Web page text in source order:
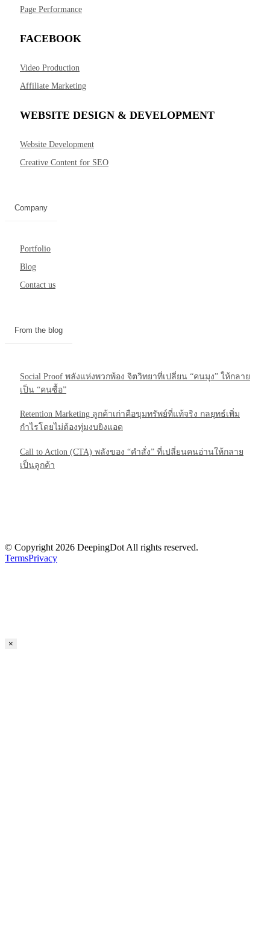
Page Performance
FACEBOOK
Video Production
Affiliate Marketing
WEBSITE DESIGN & DEVELOPMENT
Website Development
Creative Content for SEO
Company
Portfolio
Blog
Contact us
From the blog
Social Proof พลังแห่งพวกพ้อง จิตวิทยาที่เปลี่ยน “คนมุง” ให้กลาย
เป็น “คนซื้อ”
Retention Marketing ลูกค้าเก่าคือขุมทรัพย์ที่แท้จริง กลยุทธ์เพิ่ม
กำไรโดยไม่ต้องทุ่มงบยิงแอด
Call to Action (CTA) พลังของ “คำสั่ง” ที่เปลี่ยนคนอ่านให้กลาย
เป็นลูกค้า
© Copyright 2026 DeepingDot All rights reserved.
TermsPrivacy
×